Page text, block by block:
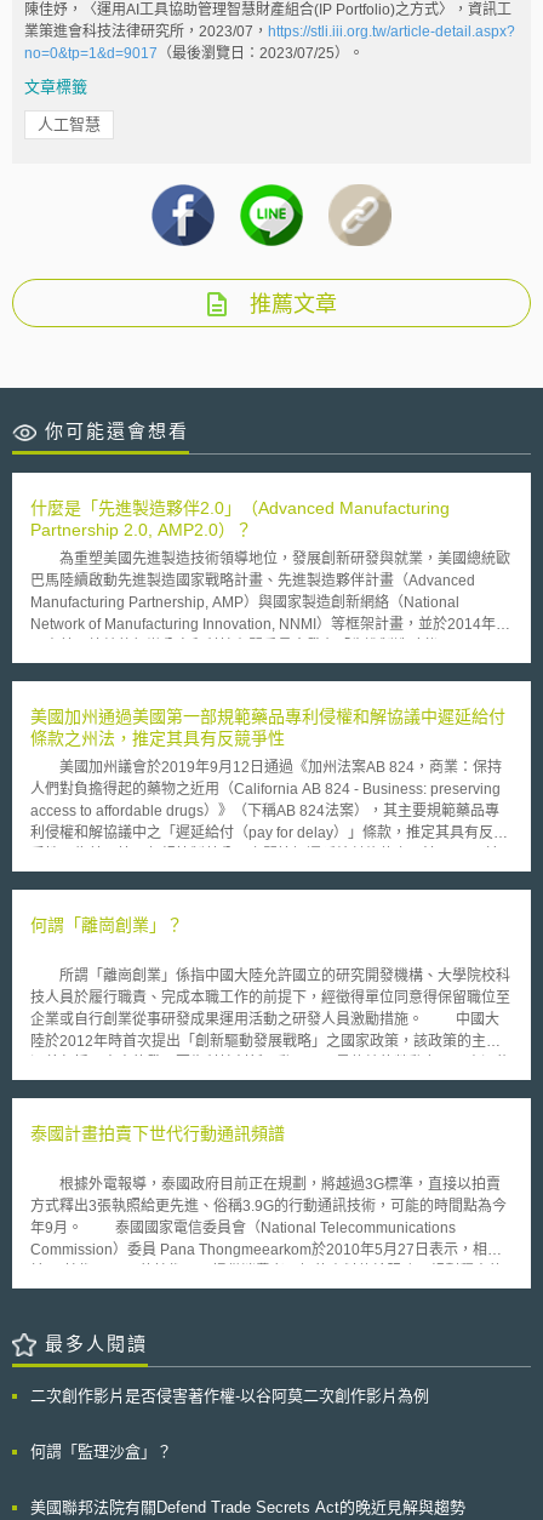
陳佳妤，〈運用AI工具協助管理智慧財產組合(IP Portfolio)之方式〉，資訊工
業策進會科技法律研究所，2023/07， https://stli.iii.org.tw/article-detail.aspx?
no=0&tp=1&d=9017 （最後瀏覽日：2023/07/25）。
文章標籤
人工智慧
推薦文章
你可能還會想看
什麼是「先進製造夥伴2.0」（Advanced Manufacturing
Partnership 2.0, AMP2.0）？
為重塑美國先進製造技術領導地位，發展創新研發與就業，美國總統歐
巴馬陸續啟動先進製造國家戰略計畫、先進製造夥伴計畫（Advanced
Manufacturing Partnership, AMP）與國家製造創新網絡（National
Network of Manufacturing Innovation, NNMI）等框架計畫，並於2014年10
（Advanced Manufacturing Partnership 2.0, AMP2.0）。 其中新版的
成」、「區域創新機構」與「全國製造創新網絡」等要項外，「先進製造夥
伴2.0」框架強調「製造業資源如何有效匯集」，另透過「組織角度設
計」、「法制環境建構」與「商業化運用促進」等面向提出具體執行建議。
美國加州通過美國第一部規範藥品專利侵權和解協議中遲延給付
條款之州法，推定其具有反競爭性
美國加州議會於2019年9月12日通過《加州法案AB 824，商業：保持
人們對負擔得起的藥物之近用（California AB 824 - Business: preserving
access to affordable drugs）》（下稱AB 824法案），其主要規範藥品專
利侵權和解協議中之「遲延給付（pay for delay）」條款，推定其具有反競
AB 824法案中，其規範對象為學名藥與生物相似性藥物之藥證申請人，統
決專利侵權之協議為「非參照藥物申請者」從主張專利被侵害的公司處接受
的研究、開發、製造、上市、銷售，則該協議推定具有反競爭效果。惟例外
若能證明「非參照藥物申請者」所獲得之價值僅對其他商品或服務是公平合
理的補償、協議直接產生了競爭優勢，協議的競爭優勢大於協議的反競爭效
果，則反競爭性之推定可舉上述事由為證而推翻。每次違規行為可處以高達
2000萬美元或「非參照藥物申請者」收到的價值三倍的罰款，以數額高者
競爭效果之舉證責任轉移至和解協議當事人身上，且因此種推定，當事人必
何謂「離崗創業」？
所謂「離崗創業」係指中國大陸允許國立的研究開發機構、大學院校科
技人員於履行職責、完成本職工作的前提下，經徵得單位同意得保留職位至
企業或自行創業從事研發成果運用活動之研發人員激勵措施。 中國大
陸於2012年時首次提出「創新驅動發展戰略」之國家政策，該政策的主要
源驅動；以及創新的目的是為了驅動發展，而不是為了發表高水準論文。
華人民共和國促進科技成果轉化法〉若干規定》，於該文件中，為激勵研發
成本職工作的前提下，經徵得單位同意得保留職位至企業或自行創業從事研
發成果運用活動。該文件並要求國立研究開發機構及大學院校應建立相關規
範，或與研發人員約定留職從事研發成果運用活動期之間和期滿後的權利和
義務，以及規定研發人員依該規定留職者，其期間以3年為限。
泰國計畫拍賣下世代行動通訊頻譜
根據外電報導，泰國政府目前正在規劃，將越過3G標準，直接以拍賣
方式釋出3張執照給更先進、俗稱3.9G的行動通訊技術，可能的時間點為今
年9月。 泰國國家電信委員會（National Telecommunications
Commission）委員 Pana Thongmeearkom於2010年5月27日表示，相較
執照將以15MHz為單位，期限為15年，規劃釋出的頻段主要為2.3GHz，但
TOT＆CAT與軍方使用中，2.5GHz則由廣播電視業者使用；泰國政府預計
於年底提出清空頻譜方案。 各界評估新的頻譜將允許業者佈建以LTE為
Service(AIS)、Total Access Communication(DTAC)與True Move早已表態
程不斷被推遲，外界歸咎於欠缺一個整合性的獨立頻譜監理機構。對此，
國會立法程序，釋照程序確實有可能被中斷。 LTE行動通訊技術爭取應
最多人閱讀
二次創作影片是否侵害著作權-以谷阿莫二次創作影片為例
何謂「監理沙盒」？
美國聯邦法院有關Defend Trade Secrets Act的晚近見解與趨勢